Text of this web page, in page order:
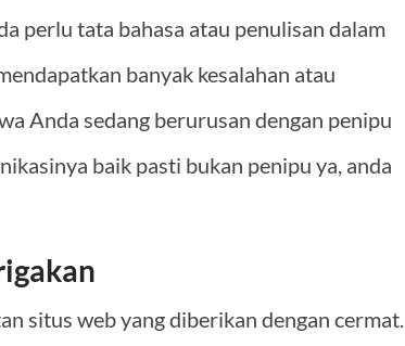
perlu tata bahasa atau penulisan dalam
banyak kesalahan atau
Anda sedang berurusan dengan penipu
baik pasti bukan penipu ya, anda
situs web yang diberikan dengan cermat.